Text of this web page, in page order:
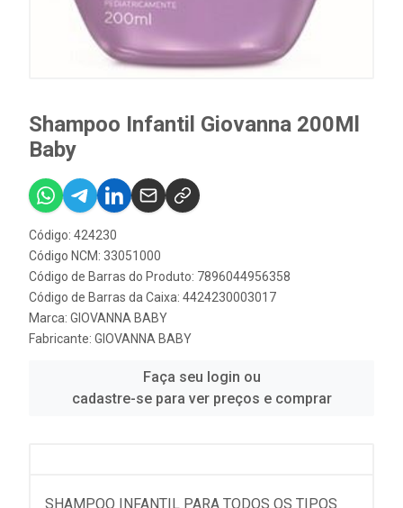
Shampoo Infantil Giovanna 200Ml
Baby
Código: 424230
Código NCM: 33051000
Código de Barras do Produto: 7896044956358
Código de Barras da Caixa: 4424230003017
Marca: GIOVANNA BABY
Fabricante: GIOVANNA BABY
Faça seu login ou
cadastre-se para ver preços e comprar
SHAMPOO INFANTIL PARA TODOS OS TIPOS